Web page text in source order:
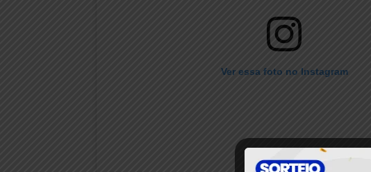
Ver essa foto no Instagram